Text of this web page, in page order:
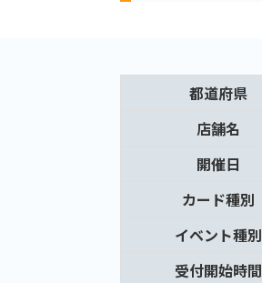
都道府県
店舗名
開催日
カード種別
イベント種別
受付開始時間